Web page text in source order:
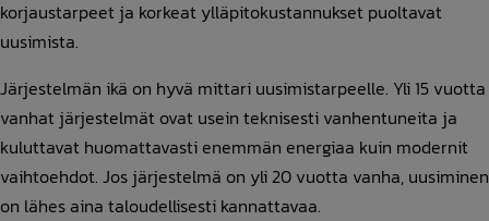
korjaustarpeet ja korkeat ylläpitokustannukset puoltavat
uusimista.
Järjestelmän ikä on hyvä mittari uusimistarpeelle. Yli 15 vuotta
vanhat järjestelmät ovat usein teknisesti vanhentuneita ja
kuluttavat huomattavasti enemmän energiaa kuin modernit
vaihtoehdot. Jos järjestelmä on yli 20 vuotta vanha, uusiminen
on lähes aina taloudellisesti kannattavaa.